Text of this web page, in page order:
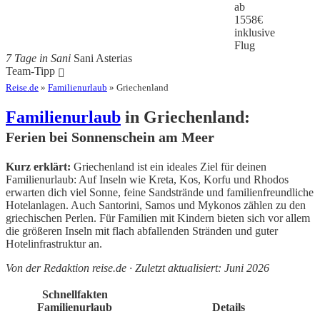
ab
1558€
inklusive
Flug
7 Tage in Sani Sani Asterias
Team-Tipp
Reise.de » Familienurlaub » Griechenland
Familienurlaub in Griechenland:
Ferien bei Sonnenschein am Meer
Kurz erklärt: Griechenland ist ein ideales Ziel für deinen
Familienurlaub: Auf Inseln wie Kreta, Kos, Korfu und Rhodos
erwarten dich viel Sonne, feine Sandstrände und familienfreundliche
Hotelanlagen. Auch Santorini, Samos und Mykonos zählen zu den
griechischen Perlen. Für Familien mit Kindern bieten sich vor allem
die größeren Inseln mit flach abfallenden Stränden und guter
Hotelinfrastruktur an.
Von der Redaktion reise.de · Zuletzt aktualisiert: Juni 2026
Schnellfakten
Familienurlaub
Details